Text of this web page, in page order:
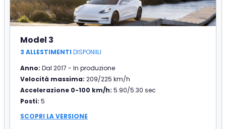
Model 3
3 ALLESTIMENTI DISPONIILI
Anno: Dal 2017 - In produzione
Velocità massima: 209/225 km/h
Accelerazione 0-100 km/h: 5.90/5.30 sec
Posti: 5
SCOPRI LA VERSIONE